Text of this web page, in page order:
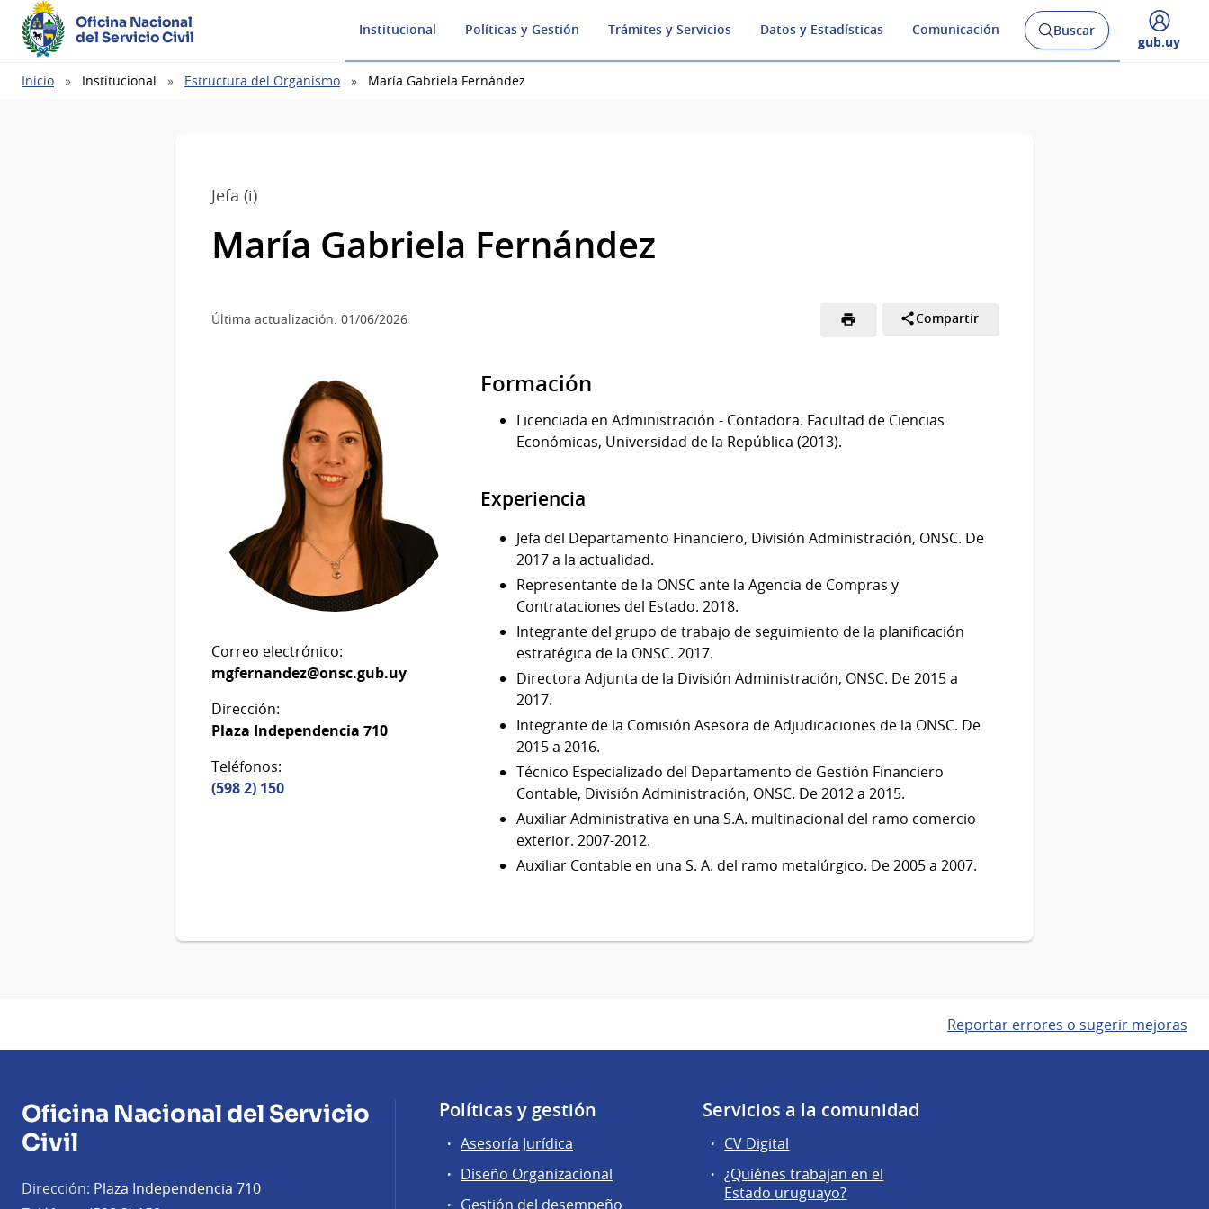
Oficina Nacional
del Servicio Civil
Institucional Políticas y Gestión Trámites y Servicios Datos y Estadísticas Comunicación
Abrir
buscador
Buscar
Desplegar
gub.uy
Ruta
Inicio Institucional Estructura del Organismo María Gabriela Fernández
Jefa (i)
María Gabriela Fernández
Última actualización: 01/06/2026 Compartir
Correo electrónico:
mgfernandez@onsc.gub.uy
Dirección:
Plaza Independencia 710
Teléfonos:
(598 2) 150
Formación
Licenciada en Administración - Contadora. Facultad de Ciencias
Económicas, Universidad de la República (2013).
Experiencia
Jefa del Departamento Financiero, División Administración, ONSC. De
2017 a la actualidad.
Representante de la ONSC ante la Agencia de Compras y
Contrataciones del Estado. 2018.
Integrante del grupo de trabajo de seguimiento de la planificación
estratégica de la ONSC. 2017.
Directora Adjunta de la División Administración, ONSC. De 2015 a
2017.
Integrante de la Comisión Asesora de Adjudicaciones de la ONSC. De
2015 a 2016.
Técnico Especializado del Departamento de Gestión Financiero
Contable, División Administración, ONSC. De 2012 a 2015.
Auxiliar Administrativa en una S.A. multinacional del ramo comercio
exterior. 2007-2012.
Auxiliar Contable en una S. A. del ramo metalúrgico. De 2005 a 2007.
Reportar errores o sugerir mejoras
Oficina Nacional del Servicio
Civil
Dirección: Plaza Independencia 710
Políticas y gestión
Asesoría Jurídica
Diseño Organizacional
Gestión del desempeño
Servicios a la comunidad
CV Digital
¿Quiénes trabajan en el
Estado uruguayo?